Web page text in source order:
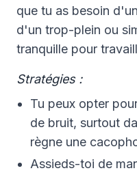
que tu as besoin
d'un trop-plein ou
tranquille pour
Stratégies :
Tu peux opter
de bruit, surtout
règne une
Assieds-toi de